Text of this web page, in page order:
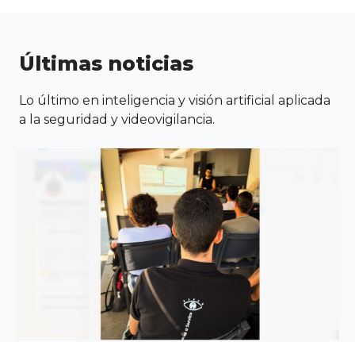
Últimas noticias
Lo último en inteligencia y visión artificial aplicada
a la seguridad y videovigilancia.